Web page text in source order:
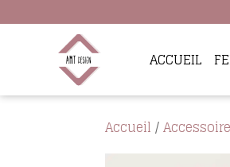
ACCUEIL
Accueil /